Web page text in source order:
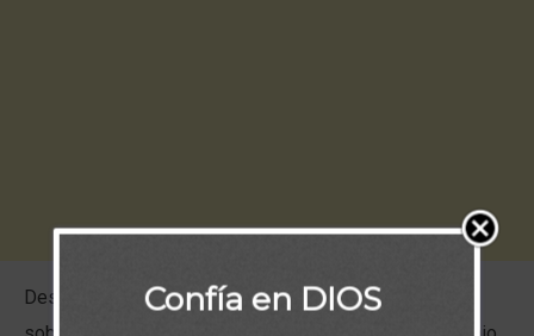
Desde la caída de Satanás, existen dos reinos
Confía en DIOS